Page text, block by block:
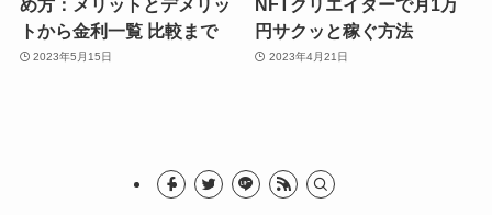
トから金利一覧 比較まで
2023年5月15日
円サクッと稼ぐ方法
2023年4月21日